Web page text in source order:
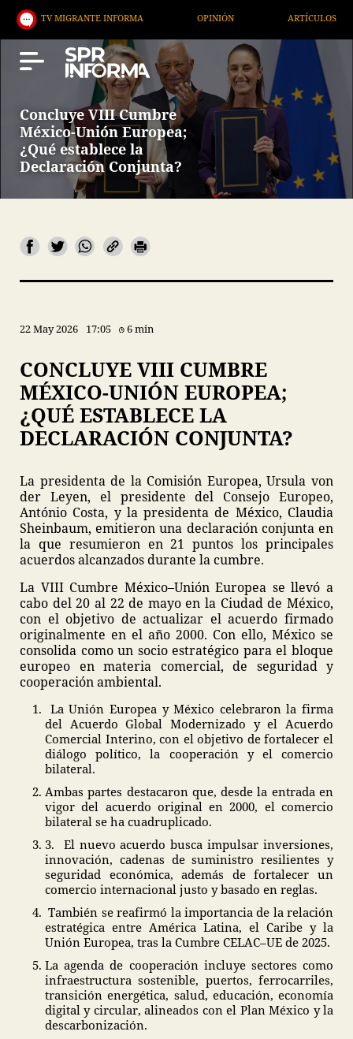
INFORMA OPINIÓN ARTÍCULOS ARTE
Concluye VIII Cumbre
México-Unión Europea;
¿Qué establece la
Declaración Conjunta?
22 May 2026 17:05 6 min
CONCLUYE VIII CUMBRE
MÉXICO-UNIÓN EUROPEA;
¿QUÉ ESTABLECE LA
DECLARACIÓN CONJUNTA?
La presidenta de la Comisión Europea, Ursula von
der Leyen, el presidente del Consejo Europeo,
António Costa, y la presidenta de México, Claudia
Sheinbaum, emitieron una declaración conjunta en
la que resumieron en 21 puntos los principales
acuerdos alcanzados durante la cumbre.
La VIII Cumbre México–Unión Europea se llevó a
cabo del 20 al 22 de mayo en la Ciudad de México,
con el objetivo de actualizar el acuerdo firmado
originalmente en el año 2000. Con ello, México se
consolida como un socio estratégico para el bloque
europeo en materia comercial, de seguridad y
cooperación ambiental.
La Unión Europea y México celebraron la firma
del Acuerdo Global Modernizado y el Acuerdo
Comercial Interino, con el objetivo de fortalecer el
diálogo político, la cooperación y el comercio
bilateral.
Ambas partes destacaron que, desde la entrada en
vigor del acuerdo original en 2000, el comercio
bilateral se ha cuadruplicado.
3. El nuevo acuerdo busca impulsar inversiones,
innovación, cadenas de suministro resilientes y
seguridad económica, además de fortalecer un
comercio internacional justo y basado en reglas.
También se reafirmó la importancia de la relación
estratégica entre América Latina, el Caribe y la
Unión Europea, tras la Cumbre CELAC–UE de 2025.
La agenda de cooperación incluye sectores como
infraestructura sostenible, puertos, ferrocarriles,
transición energética, salud, educación, economía
digital y circular, alineados con el Plan México y la
descarbonización.